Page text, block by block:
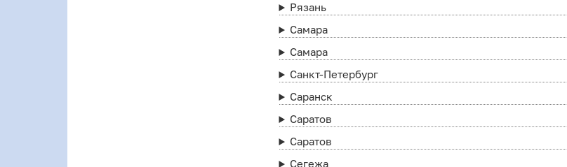
Рязань
Самара
Самара
Санкт-Петербург
Саранск
Саратов
Саратов
Сегежа